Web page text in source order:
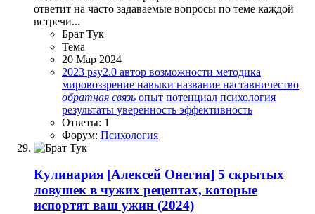
ответит на часто задаваемые вопросы по теме каждой
встречи...
Брат Тук
Тема
20 Мар 2024
2023 psy2.0 автор возможности методика
мировоззрение навыки название наставничество
обратная связь опыт потенциал психология
результаты уверенность эффективность
Ответы: 1
Форум: Психология
Кулинария [Алексей Онегин] 5 скрытых
ловушек в чужих рецептах, которые
испортят ваш ужин (2024)